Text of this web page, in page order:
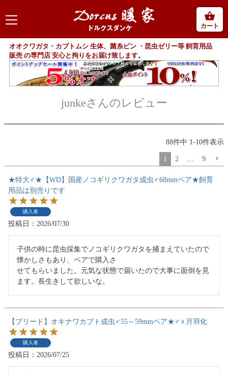
カート
オオクワガタ・カブトムシ 生体、菌糸ビン ・昆虫ゼリー等 飼育用品
販売 の専門店 安心と拘りをお届け致します。
junkeさんのレビュー
88件中 1 -10件表示
1 2 9
★特大♂★【WD】国産ノコギリクワガタ成虫♂68mmペア★飼育
用品は別売りです
購入者
投稿日 2026/07/30
子供の時に昆虫採集でノコギリクワガタを捕まえていたので
懐かしさもあり、ペアで購入さ
せてもらいました。元気な状態で届いたので大事に面倒を見
ます。長生きして欲しいな。
【ブリード】オキナワカブト成虫♂55～59mmペア★♂♀月羽化
購入者
投稿日 2026/07/25